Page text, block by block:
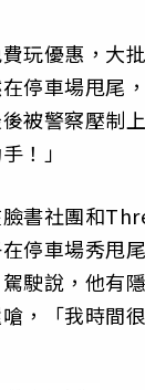
玩優惠，大
停車場甩尾
被警察壓制
！」
書社團和
停車場秀甩
駛說，他有
，「我時間